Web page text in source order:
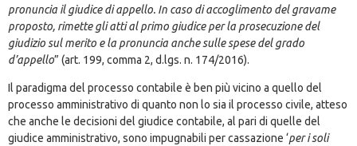
pronuncia il giudice di appello. In caso di accoglimento del gravame
proposto, rimette gli atti al primo giudice per la prosecuzione del
giudizio sul merito e la pronuncia anche sulle spese del grado
d’appello” (art. 199, comma 2, d.lgs. n. 174/2016).
Il paradigma del processo contabile è ben più vicino a quello del
processo amministrativo di quanto non lo sia il processo civile, atteso
che anche le decisioni del giudice contabile, al pari di quelle del
giudice amministrativo, sono impugnabili per cassazione ‘per i soli